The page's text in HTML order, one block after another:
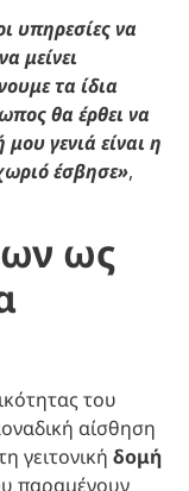
υπηρεσίες να
μείνει
τα ίδια
θα έρθει να
γενιά είναι η
έσβησε»,
ως
του
αίσθηση
γειτονική δομή
παραμένουν